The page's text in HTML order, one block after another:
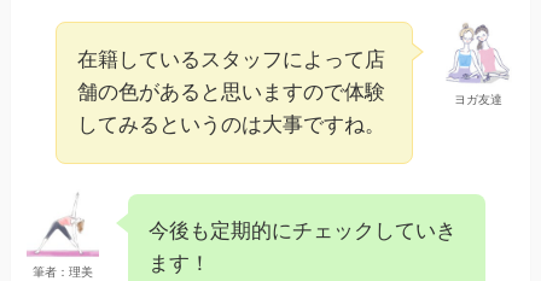
ヨガ友達
在籍しているスタッフによって店
舗の色があると思いますので体験
してみるというのは大事ですね。
筆者：理美
今後も定期的にチェックしていき
ます！